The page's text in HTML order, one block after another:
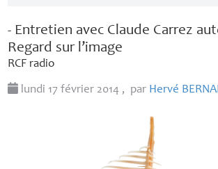
- Entretien avec Claude Carrez
Regard sur l’image
RCF radio
lundi 17 février 2014 , par Hervé